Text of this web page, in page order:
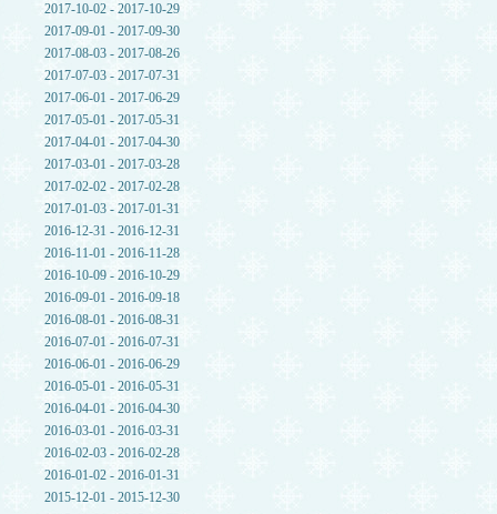
2017-10-02 - 2017-10-29
2017-09-01 - 2017-09-30
2017-08-03 - 2017-08-26
2017-07-03 - 2017-07-31
2017-06-01 - 2017-06-29
2017-05-01 - 2017-05-31
2017-04-01 - 2017-04-30
2017-03-01 - 2017-03-28
2017-02-02 - 2017-02-28
2017-01-03 - 2017-01-31
2016-12-31 - 2016-12-31
2016-11-01 - 2016-11-28
2016-10-09 - 2016-10-29
2016-09-01 - 2016-09-18
2016-08-01 - 2016-08-31
2016-07-01 - 2016-07-31
2016-06-01 - 2016-06-29
2016-05-01 - 2016-05-31
2016-04-01 - 2016-04-30
2016-03-01 - 2016-03-31
2016-02-03 - 2016-02-28
2016-01-02 - 2016-01-31
2015-12-01 - 2015-12-30